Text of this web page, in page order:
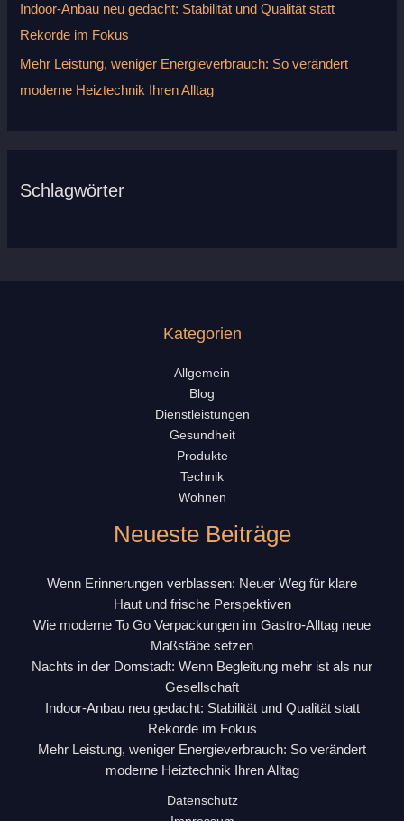
Indoor-Anbau neu gedacht: Stabilität und Qualität statt
Rekorde im Fokus
Mehr Leistung, weniger Energieverbrauch: So verändert
moderne Heiztechnik Ihren Alltag
Schlagwörter
Kategorien
Allgemein
Blog
Dienstleistungen
Gesundheit
Produkte
Technik
Wohnen
Neueste Beiträge
Wenn Erinnerungen verblassen: Neuer Weg für klare
Haut und frische Perspektiven
Wie moderne To Go Verpackungen im Gastro-Alltag neue
Maßstäbe setzen
Nachts in der Domstadt: Wenn Begleitung mehr ist als nur
Gesellschaft
Indoor-Anbau neu gedacht: Stabilität und Qualität statt
Rekorde im Fokus
Mehr Leistung, weniger Energieverbrauch: So verändert
moderne Heiztechnik Ihren Alltag
Datenschutz